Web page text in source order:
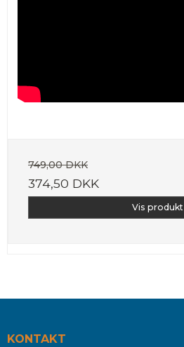
749,00 DKK
374,50 DKK
Vis produkt
KONTAKT